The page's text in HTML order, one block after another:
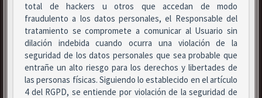
total de hackers u otros que accedan de modo
fraudulento a los datos personales, el Responsable del
tratamiento se compromete a comunicar al Usuario sin
dilación indebida cuando ocurra una violación de la
seguridad de los datos personales que sea probable que
entrañe un alto riesgo para los derechos y libertades de
las personas físicas. Siguiendo lo establecido en el artículo
4 del RGPD, se entiende por violación de la seguridad de